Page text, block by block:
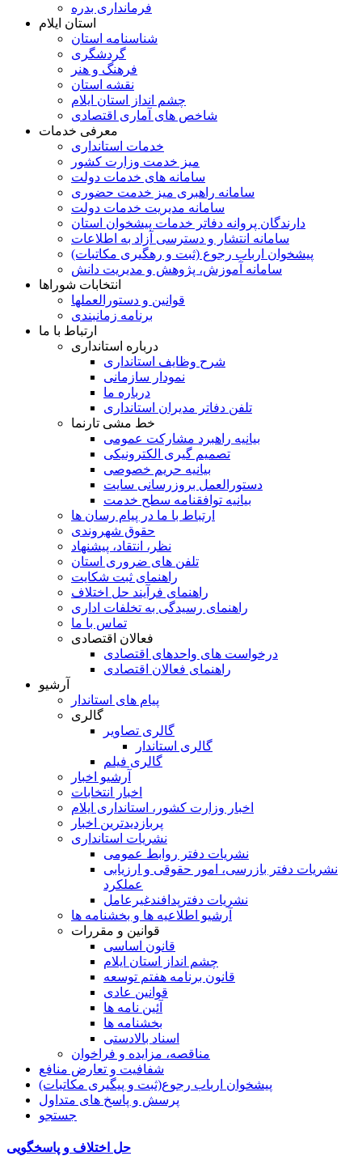
فرمانداری بدره
استان ایلام
شناسنامه استان
گردشگری
فرهنگ و هنر
نقشه استان
چشم انداز استان ایلام
شاخص های آماری اقتصادی
معرفی خدمات
خدمات استانداری
میز خدمت وزارت کشور
سامانه های خدمات دولت
سامانه راهبری میز خدمت حضوری
سامانه مدیریت خدمات دولت
دارندگان پروانه دفاتر خدمات پیشخوان استان
سامانه انتشار و دسترسی آزاد به اطلاعات
پیشخوان ارباب رجوع (ثبت و رهگیری مکاتبات)
سامانه آموزش، پژوهش و مدیریت دانش
انتخابات شوراها
قوانین و دستورالعملها
برنامه زمانبندی
ارتباط با ما
درباره استانداری
شرح وظایف استانداری
نمودار سازمانی
درباره ما
تلفن دفاتر مدیران استانداری
خط مشی تارنما
بیانیه راهبرد مشارکت عمومی
تصمیم گیری الکترونیکی
بیانیه حریم خصوصی
دستورالعمل بروزرسانی سایت
بیانیه توافقنامه سطح خدمت
ارتباط با ما در پیام رسان ها
حقوق شهروندی
نظر، انتقاد، پیشنهاد
تلفن های ضروری استان
راهنمای ثبت شکایت
راهنمای فرآیند حل اختلاف
راهنمای رسیدگی به تخلفات اداری
تماس با ما
فعالان اقتصادی
درخواست های واحدهای اقتصادی
راهنمای فعالان اقتصادی
آرشیو
پیام های استاندار
گالری
گالری تصاویر
گالری استاندار
گالری فیلم
آرشیو اخبار
اخبار انتخابات
اخبار وزارت کشور، استانداری ایلام
پربازدیدترین اخبار
نشریات استانداری
نشریات دفتر روابط عمومی
نشريات دفتر بازرسی، امور حقوقی و ارزيابی
عملکرد
نشريات دفترپدافندغيرعامل
آرشیو اطلاعیه ها و بخشنامه ها
قوانین و مقررات
قانون اساسی
چشم انداز استان ایلام
قانون برنامه هفتم توسعه
قوانین عادی
آئین نامه ها
بخشنامه ها
اسناد بالادستی
مناقصه، مزایده و فراخوان
شفافیت و تعارض منافع
پیشخوان ارباب رجوع(ثبت و پیگیری مکاتبات)
پرسش و پاسخ های متداول
جستجو
حل اختلاف و پاسخگویی